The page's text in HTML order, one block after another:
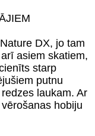
DX, jo tam
asiem skatiem,
starp
putnu
laukam. Ar
hobiju